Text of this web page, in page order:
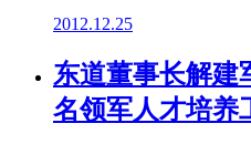
2012.12.25
东道董事长解建
名领军人才培养